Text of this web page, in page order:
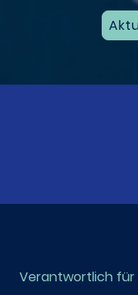
Verantwortlich für